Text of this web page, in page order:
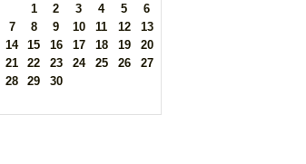
1
2 3 4 5
6
7
8 9 10 11 12
13
14
15 16 17 18 19
20
21
22 23 24 25 26
27
28
29 30